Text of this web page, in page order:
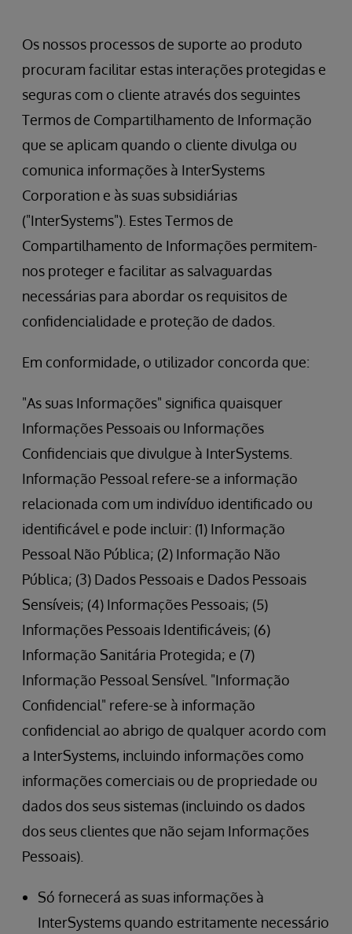
Os nossos processos de suporte ao produto
procuram facilitar estas interações protegidas e
seguras com o cliente através dos seguintes
Termos de Compartilhamento de Informação
que se aplicam quando o cliente divulga ou
comunica informações à InterSystems
Corporation e às suas subsidiárias
("InterSystems"). Estes Termos de
Compartilhamento de Informações permitem-
nos proteger e facilitar as salvaguardas
necessárias para abordar os requisitos de
confidencialidade e proteção de dados.
Em conformidade, o utilizador concorda que:
"As suas Informações" significa quaisquer
Informações Pessoais ou Informações
Confidenciais que divulgue à InterSystems.
Informação Pessoal refere-se a informação
relacionada com um indivíduo identificado ou
identificável e pode incluir: (1) Informação
Pessoal Não Pública; (2) Informação Não
Pública; (3) Dados Pessoais e Dados Pessoais
Sensíveis; (4) Informações Pessoais; (5)
Informações Pessoais Identificáveis; (6)
Informação Sanitária Protegida; e (7)
Informação Pessoal Sensível. "Informação
Confidencial" refere-se à informação
confidencial ao abrigo de qualquer acordo com
a InterSystems, incluindo informações como
informações comerciais ou de propriedade ou
dados dos seus sistemas (incluindo os dados
dos seus clientes que não sejam Informações
Pessoais).
Só fornecerá as suas informações à
InterSystems quando estritamente necessário